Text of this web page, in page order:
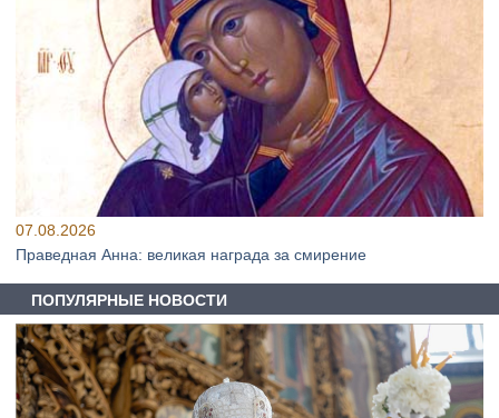
07.08.2026
Праведная Анна: великая награда за смирение
ПОПУЛЯРНЫЕ НОВОСТИ